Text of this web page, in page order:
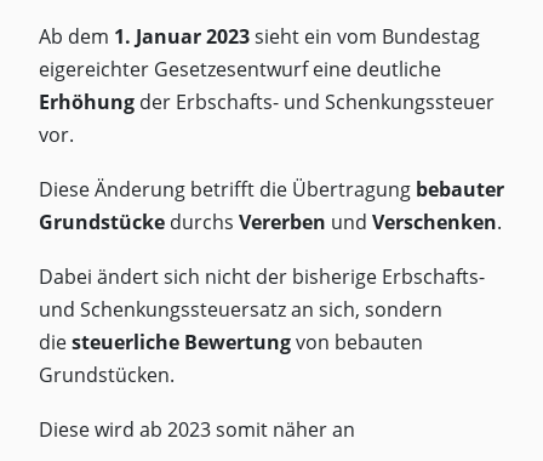
Ab dem 1. Januar 2023sieht ein vom Bundestag
eigereichter Gesetzesentwurf eine deutliche
Erhöhungder Erbschafts- und Schenkungssteuer
vor.
Diese Änderung betrifft die Übertragung bebauter
Grundstückedurchs Vererben und Verschenken.
Dabei ändert sich nicht der bisherige Erbschafts-
und Schenkungssteuersatz an sich, sondern
diesteuerliche Bewertungvon bebauten
Grundstücken.
Diese wird ab 2023 somit näher an